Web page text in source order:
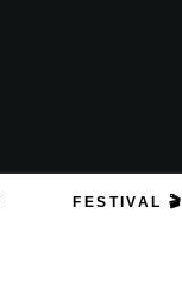
FESTIVAL 🎬